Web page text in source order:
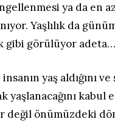
ya da en
Yaşlılık da
gibi görülüyor adeta…
yaş aldığını
yaşlanacağını kabul
değil önümüzdeki